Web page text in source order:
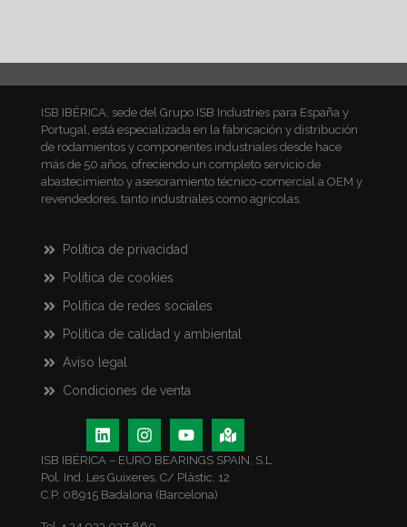
ISB IBÉRICA, sede del Grupo ISB Industries para España y
Portugal, está especializada en la fabricación y distribución
de rodamientos y componentes industriales desde hace
más de 50 años, ofreciendo un completo servicio de
abastecimiento y asesoramiento técnico-comercial a OEM y
revendedores, tanto industriales como agrícolas.
Política de privacidad
Política de cookies
Política de redes sociales
Política de calidad y ambiental
Aviso legal
Condiciones de venta
ISB IBÉRICA – EURO BEARINGS SPAIN, S.L
Pol. Ind. Les Guixeres, C/ Plàstic, 12
C.P. 08915 Badalona (Barcelona)